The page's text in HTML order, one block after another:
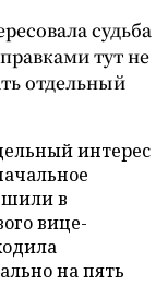
судьба
тут не
отдельный
интерес
в
вице-
на пять